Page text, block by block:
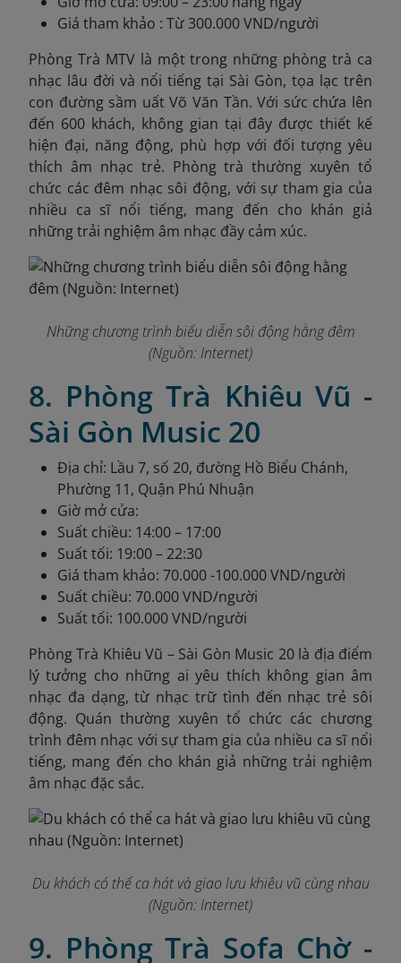
Giá tham khảo : Từ 300.000 VND/người
Phòng Trà MTV là một trong những phòng trà ca
nhạc lâu đời và nổi tiếng tại Sài Gòn, tọa lạc trên
con đường sầm uất Võ Văn Tần. Với sức chứa lên
đến 600 khách, không gian tại đây được thiết kế
hiện đại, năng động, phù hợp với đối tượng yêu
thích âm nhạc trẻ. Phòng trà thường xuyên tổ
chức các đêm nhạc sôi động, với sự tham gia của
nhiều ca sĩ nổi tiếng, mang đến cho khán giả
những trải nghiệm âm nhạc đầy cảm xúc.
Những chương trình biểu diễn sôi động hằng đêm
(Nguồn: Internet)
8. Phòng Trà Khiêu Vũ -
Sài Gòn Music 20
Địa chỉ: Lầu 7, số 20, đường Hồ Biểu Chánh,
Phường 11, Quận Phú Nhuận
Giờ mở cửa:
Suất chiều: 14:00 – 17:00
Suất tối: 19:00 – 22:30
Giá tham khảo: 70.000 -100.000 VND/người
Suất chiều: 70.000 VND/người
Suất tối: 100.000 VND/người
Phòng Trà Khiêu Vũ – Sài Gòn Music 20 là địa điểm
lý tưởng cho những ai yêu thích không gian âm
nhạc đa dạng, từ nhạc trữ tình đến nhạc trẻ sôi
động. Quán thường xuyên tổ chức các chương
trình đêm nhạc với sự tham gia của nhiều ca sĩ nổi
tiếng, mang đến cho khán giả những trải nghiệm
âm nhạc đặc sắc.
Du khách có thể ca hát và giao lưu khiêu vũ cùng nhau
(Nguồn: Internet)
9. Phòng Trà Sofa Chờ -